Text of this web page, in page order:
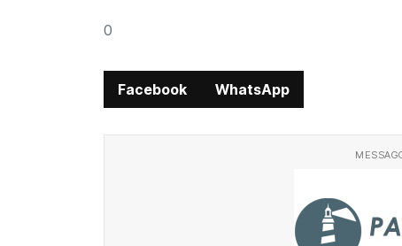
0
Facebook WhatsApp